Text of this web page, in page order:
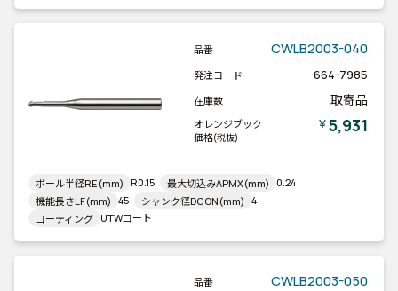
品番 CWLB2003-040
発注コード 664-7985
在庫数 取寄品
オレンジブック
価格(税抜)
￥5,931
ボール半径RE(mm) R0.15 最大切込みAPMX(mm) 0.24
機能長さLF(mm) 45 シャンク径DCON(mm) 4
コーティング UTWコート
品番 CWLB2003-050